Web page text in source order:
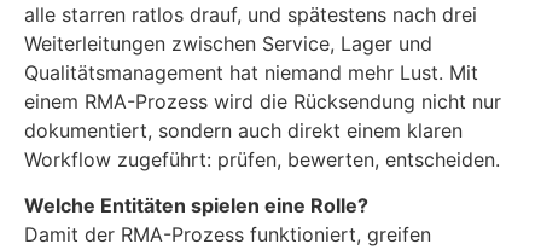
alle starren ratlos drauf, und spätestens nach drei
Weiterleitungen zwischen Service, Lager und
Qualitätsmanagement hat niemand mehr Lust. Mit
einem RMA-Prozess wird die Rücksendung nicht nur
dokumentiert, sondern auch direkt einem klaren
Workflow zugeführt: prüfen, bewerten, entscheiden.
Welche Entitäten spielen eine Rolle?
Damit der RMA-Prozess funktioniert, greifen